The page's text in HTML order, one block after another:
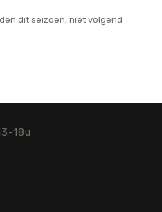
dit seizoen, niet volgend
18u